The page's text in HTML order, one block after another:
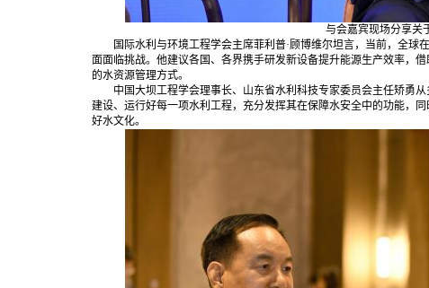
与会嘉宾现场分享关
国际水利与环境工程学会主席菲利普·顾博维尔坦言，当前，全球
面面临挑战。他建议各国、各界携手研发新设备提升能源生产效率，
的水资源管理方式。
中国大坝工程学会理事长、山东省水利科技专家委员会主任矫勇从
建设、运行好每一项水利工程，充分发挥其在保障水安全中的功能，
好水文化。